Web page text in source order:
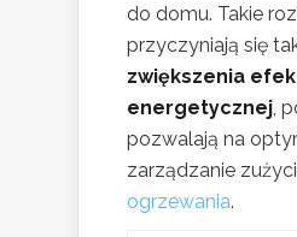
do domu. Takie
przyczyniają się
zwiększenia
energetycznej,
pozwalają na
zarządzanie
ogrzewania.